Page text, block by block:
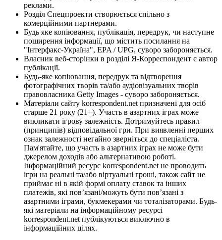
реклами.
Розділ Спецпроекти створюється спільно з
комерційними партнерами.
Будь яке копіювання, публікація, передрук, чи наступне
поширення інформації, що містить посилання на
"Інтерфакс-Україна", EPA / UPG, суворо забороняється.
Власник веб-сторінки в розділі Я-Корреспондент є автор
публікації.
Будь-яке копіювання, передрук та відтворення
фотографічних творів та/або аудіовізуальних творів
правовласника Getty Images - суворо забороняється.
Матеріали сайту korrespondent.net призначені для осіб
старше 21 року (21+). Участь в азартних іграх може
викликати ігрову залежність. Дотримуйтесь правил
(принципів) відповідальної гри. При виявленні перших
ознак залежності негайно зверніться до спеціаліста.
Пам'ятайте, що участь в азартних іграх не може бути
джерелом доходів або альтернативою роботі.
Інформаційний ресурс korrespondent.net не проводить
ігри на реальні та/або віртуальні гроші, також сайт не
приймає ні в якій формі оплату ставок та інших
платежів, які пов’язані/можуть бути пов’язані з
азартними іграми, букмекерами чи тоталізаторами. Будь-
які матеріали на інформаційному ресурсі
korrespondent.net публікуються виключно в
інформаційних цілях.